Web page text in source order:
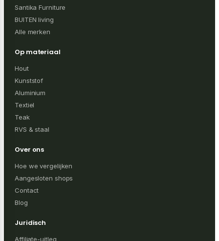
Santika Furniture
BUITEN living
Alle merken
Op materiaal
Hout
Kunststof
Aluminium
Textiel
Teak
RVS & staal
Over ons
Hoe we vergelijken
Aangesloten shops
Contact
Blog
Juridisch
Affiliate-uitleg